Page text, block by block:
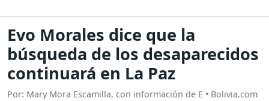
Evo Morales dice que la
búsqueda de los desaparecidos
continuará en La Paz
Por: Mary Mora Escamilla, con información de E • Bolivia.com